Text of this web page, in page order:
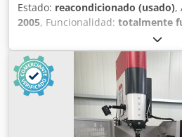
Estado: reacondicionado (usado),
2005, Funcionalidad: totalmente
, recorrido eje
eje Y:250 mm, recorrido del eje Z:
Challenge 2 eCut Año de
Amrja Recorridos (X/Y/Z): 350 x
(U/V): +/- 70 mm Conicidad
Dimensiones máximas de la pieza
550 x 250 mm Peso máximo de la